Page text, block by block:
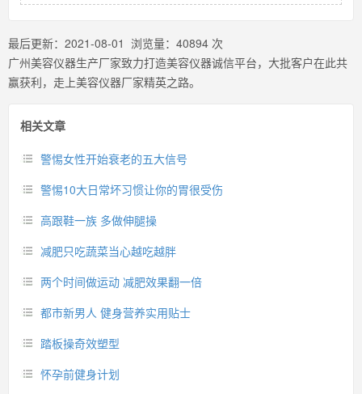
最后更新： 2021-08-01 浏览量： 40894 次
广州美容仪器生产厂家致力打造美容仪器诚信平台，大批客户在此共
赢获利，走上美容仪器厂家精英之路。
相关文章
警惕女性开始衰老的五大信号
警惕10大日常坏习惯让你的胃很受伤
高跟鞋一族 多做伸腿操
减肥只吃蔬菜当心越吃越胖
两个时间做运动 减肥效果翻一倍
都市新男人 健身营养实用贴士
踏板操奇效塑型
怀孕前健身计划